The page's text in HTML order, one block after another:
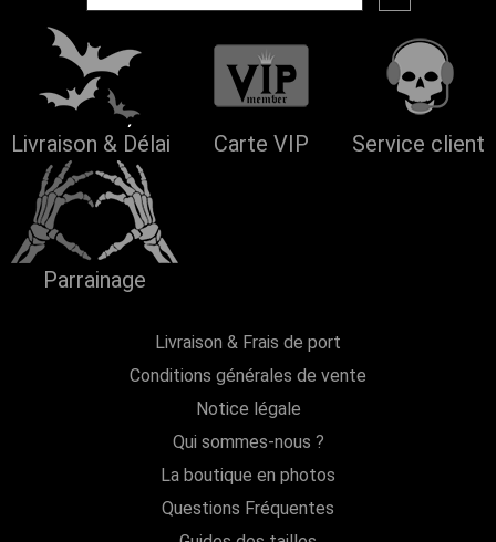
Livraison & Délai Carte VIP Service client
Parrainage
Livraison & Frais de port
Conditions générales de vente
Notice légale
Qui sommes-nous ?
La boutique en photos
Questions Fréquentes